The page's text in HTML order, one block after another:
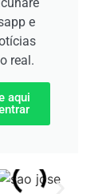
e
real.
aqui